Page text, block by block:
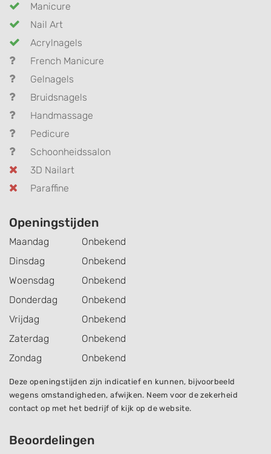
Manicure
Nail Art
Acrylnagels
French Manicure
Gelnagels
Bruidsnagels
Handmassage
Pedicure
Schoonheidssalon
3D Nailart
Paraffine
Openingstijden
Maandag
Onbekend
Dinsdag
Onbekend
Woensdag
Onbekend
Donderdag
Onbekend
Vrijdag
Onbekend
Zaterdag
Onbekend
Zondag
Onbekend
Deze openingstijden zijn indicatief en kunnen, bijvoorbeeld
wegens omstandigheden, afwijken. Neem voor de zekerheid
contact op met het bedrijf of kijk op de website.
Beoordelingen